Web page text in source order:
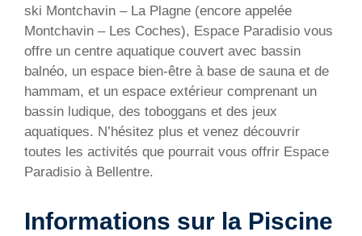
ski Montchavin – La Plagne (encore appelée
Montchavin – Les Coches), Espace Paradisio vous
offre un centre aquatique couvert avec bassin
balnéo, un espace bien-être à base de sauna et de
hammam, et un espace extérieur comprenant un
bassin ludique, des toboggans et des jeux
aquatiques. N’hésitez plus et venez découvrir
toutes les activités que pourrait vous offrir Espace
Paradisio à Bellentre.
Informations sur la Piscine